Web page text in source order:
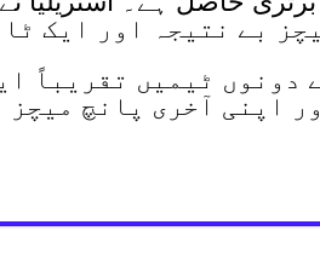
بے نتیجہ اور ایک
دونوں ٹیمیں تقریباً
اپنی آخری پانچ